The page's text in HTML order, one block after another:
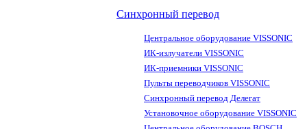
Синхронный перевод
Центральное оборудование VISSONIC
ИК-излучатели VISSONIC
ИК-приемники VISSONIC
Пульты переводчиков VISSONIC
Синхронный перевод Делегат
Установочное оборудование VISSONIC